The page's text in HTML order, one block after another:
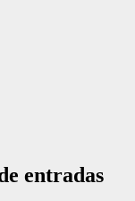
entradas